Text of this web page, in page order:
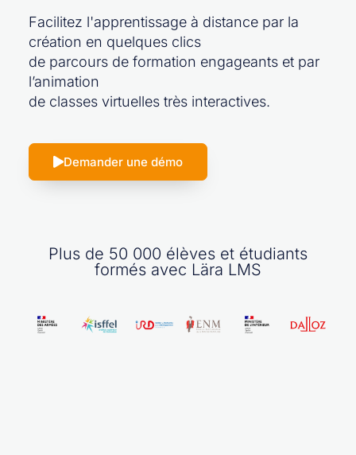
Facilitez l'apprentissage à distance par la
création en quelques clics
de parcours de formation engageants et par
l’animation
de classes virtuelles très interactives.
Demander une démo
Plus de 50 000 élèves et étudiants
formés avec Lära LMS